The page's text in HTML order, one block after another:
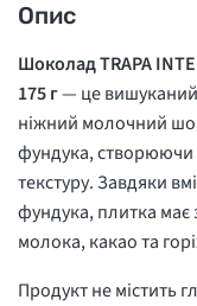
Опис
Шоколад TRAPA
175 г— це вишуканий
ніжний молочний
фундука, створюючи
текстуру. Завдяки
фундука, плитка має
молока, какао та
Продукт не містить